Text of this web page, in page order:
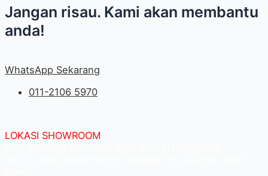
Jangan risau. Kami akan membantu
anda!
WhatsApp Sekarang
011-2106 5970
LOKASI SHOWROOM